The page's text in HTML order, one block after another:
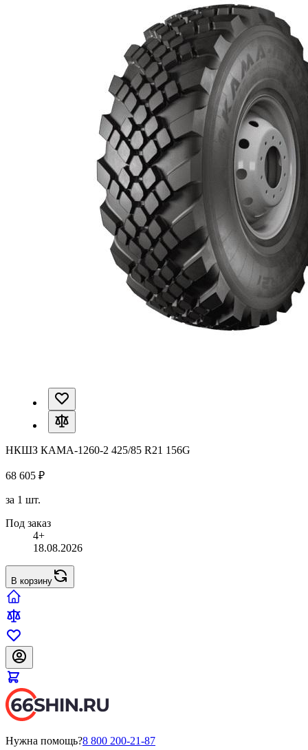
НКШЗ КАМА-1260-2 425/85 R21 156G
68 605 ₽
за 1 шт.
Под заказ
4+
18.08.2026
В корзину
Нужна помощь?8 800 200-21-87